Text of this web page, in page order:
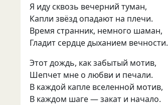
Я иду сквозь вечерний туман,
Капли звёзд опадают на плечи.
Время странник, немного шаман,
Гладит сердце дыханием вечности.
Этот дождь, как забытый мотив,
Шепчет мне о любви и печали.
В каждой капле вселенной мотив,
В каждом шаге — закат и начало.